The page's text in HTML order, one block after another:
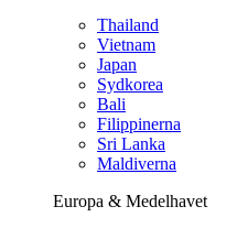
Thailand
Vietnam
Japan
Sydkorea
Bali
Filippinerna
Sri Lanka
Maldiverna
Europa & Medelhavet